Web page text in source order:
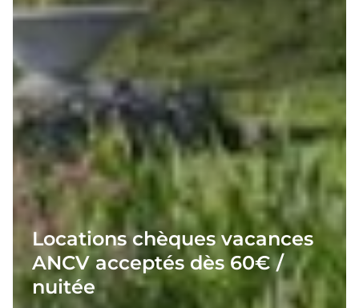
Locations chèques vacances
ANCV acceptés dès 60€ /
nuitée